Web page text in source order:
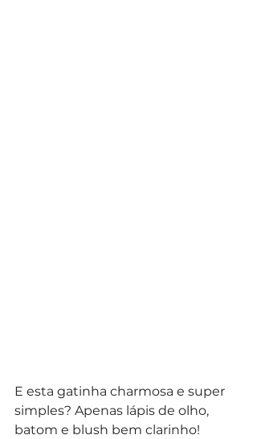
E esta gatinha charmosa e super
simples? Apenas lápis de olho,
batom e blush bem clarinho!